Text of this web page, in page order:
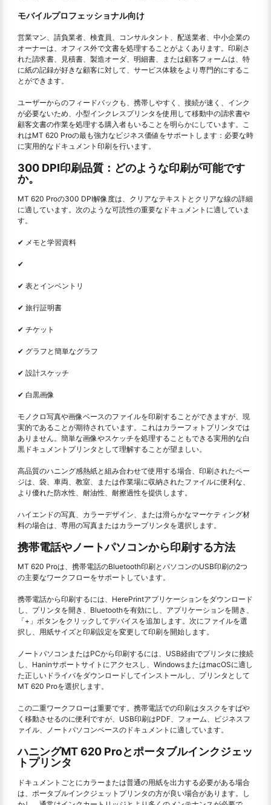
モバイルプロフェッショナル向け
営業マン、請負業者、検査員、コンサルタント、配送業者、中小企業の
オーナーは、オフィス外で文書を処理することがよくあります。印刷さ
れた請求書、見積書、製造オーダ、明細書、または顧客フォームは、特
に紙の記録が好きな顧客に対して、サービス体験をより専門的にするこ
とができます。
ユーザーからのフィードバックも、携帯しやすく、接続が速く、インク
が必要ないため、小型インクレスプリンタを使用して移動中の請求書や
顧客文書の作業を処理する購入者もいることを明らかにしています。こ
れはMT 620 Proの最も強力なビジネス価値をサポートします：必要な時
に実用的なドキュメント印刷を行います。
300 DPI印刷品質：どのような印刷が可能です
か。
MT 620 Proの300 DPI解像度は、クリアなテキストとクリアな線の詳細
に適しています。次のような可読性の重要なドキュメントに適していま
す。
✔ メモと学習資料
✔
✔ 表とインベントリ
✔ 旅行証明書
✔ チケット
✔ グラフと簡単なグラフ
✔ 設計スケッチ
✔ 白黒画像
モノクロ写真や画像ベースのファイルを印刷することができますが、現
実的であることが期待されています。これはカラーフォトプリンタでは
ありません。簡単な画像やスケッチを処理することもできる実用的な白
黒ドキュメントプリンタとして理解することが望ましい。
高品質のハニング感熱紙と組み合わせて使用する場合、印刷されたペー
ジは、袋、車両、教室、または作業場に収納されたファイルに便利な、
より優れた防水性、耐油性、耐擦過性を提供します。
ハイエンドの写真、カラーデザイン、または滑らかなマーケティング材
料の場合は、専用の写真またはカラープリンタを選択します。
携帯電話やノートパソコンから印刷する方法
MT 620 Proは、携帯電話のBluetooth印刷とパソコンのUSB印刷の2つ
の主要なワークフローをサポートしています。
携帯電話から印刷するには、HerePrintアプリケーションをダウンロード
し、プリンタを開き、Bluetoothを有効にし、アプリケーションを開き、
「+」ボタンをクリックしてデバイスを追加します。次にファイルを選
択し、用紙サイズと印刷設定を変更して印刷を開始します。
ノートパソコンまたはPCから印刷するには、USB経由でプリンタに接続
し、Haninサポートサイトにアクセスし、WindowsまたはmacOSに適し
た正しいドライバをダウンロードしてインストールし、プリンタとして
MT 620 Proを選択します。
この二重ワークフローは重要です。携帯電話での印刷はタスクをすばや
く移動させるのに便利ですが、USB印刷はPDF、フォーム、ビジネスフ
ァイル、ノートパソコンベースのドキュメントに適しています。
ハニングMT 620 Proとポータブルインクジェッ
トプリンタ
ドキュメントごとにカラーまたは普通の用紙を出力する必要がある場合
は、ポータブルインクジェットプリンタの方が良い場合があります。し